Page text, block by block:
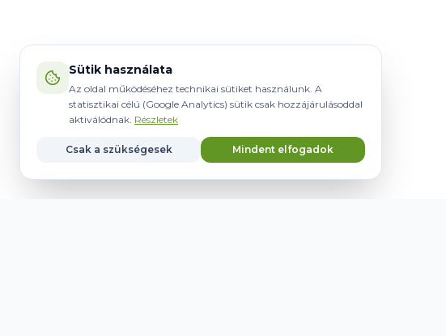
Sütik használata
Az oldal működéséhez technikai sütiket használunk. A
statisztikai célú (Google Analytics) sütik csak hozzájárulásoddal
aktiválódnak. Részletek
Csak a szükségesek Mindent elfogadok